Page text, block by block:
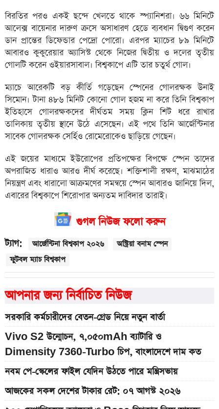
বিরতির পরও একই ছন্দে খেলতে থাকে স্প্যানিশরা। ৬৬ মিনিটে
আলেক্স বায়েনার দারুণ ক্রসে অসাধারণ হেডে ব্যবধান দ্বিগুণ করেন
ডান প্রান্তের ডিফেন্ডার পেদ্রো পোরো। এরপর ম্যাচের ৮৯ মিনিটে
আবারও কুকুরেয়ার অ্যাসিস্ট থেকে নিজের দ্বিতীয় ও দলের তৃতীয়
গোলটি করেন ওইয়ারসাবাল। বিশ্বকাপে এটি তার চতুর্থ গোল।
ম্যাচে আরেকটি বড় কীর্তি গড়েছেন স্পেনের গোলরক্ষক উনাই
সিমোন। টানা ৪৮৬ মিনিট কোনো গোল হজম না করে তিনি বিশ্বকাপ
ইতিহাসে গোলরক্ষকদের দীর্ঘতম সময় ক্লিন শিট ধরে রাখার
তালিকায় তৃতীয় স্থানে উঠে এসেছেন। এই পথে তিনি আর্জেন্টিনার
সাবেক গোলরক্ষক সের্হিও রোমেরোকেও ছাড়িয়ে গেছেন।
এই জয়ের মাধ্যমে ইউরোপের প্রতিপক্ষের বিপক্ষে স্পেন তাদের
অপরাজিত ধারাও আরও দীর্ঘ করেছে। শক্তিশালী রক্ষণ, মাঝমাঠের
নিয়ন্ত্রণ এবং ধারালো আক্রমণের সমন্বয়ে স্পেন আবারও জানিয়ে দিল,
এবারের বিশ্বকাপে শিরোপার অন্যতম দাবিদার তারাই।
গুগল নিউজ ফলো করুন
ট্যাগ: আর্জেন্টিনা বিশ্বকাপ ২০২৬
অস্ট্রিয়া বনাম স্পেন
ফুটবল ম্যাচ বিশ্বকাপ
আপনার জন্য নির্বাচিত নিউজ
সরকারি কর্মচারীদের বেতন-গ্রেড নিয়ে নতুন বার্তা
Vivo S2 উন্মোচন, ৭,০৫০mAh ব্যাটারি ও
Dimensity 7360-Turbo চিপ, বাংলাদেশে দাম কত
নবম পে-স্কেলের ফাইল যেদিন উঠতে পারে মন্ত্রিসভায়
আজকের সকল দেশের টাকার রেট: ০৭ আগস্ট ২০২৬